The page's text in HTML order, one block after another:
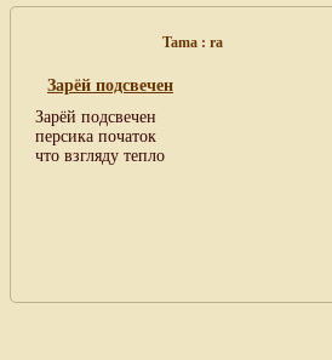
Tama : ra
Зарёй подсвечен
Зарёй подсвечен
персика початок
что взгляду тепло